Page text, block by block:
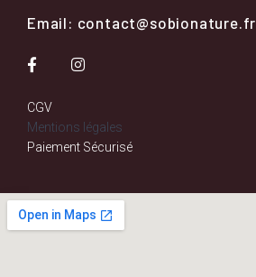
Email: contact@sobionature.fr
CGV
Mentions légales
Paiement Sécurisé